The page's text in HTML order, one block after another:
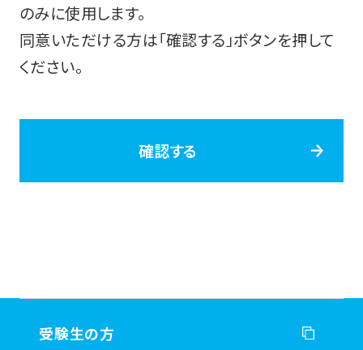
のみに使用します。
同意いただける方は「確認する」ボタンを押して
ください。
確認する
受験生の方